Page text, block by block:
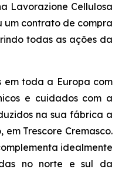
Lavorazione Cellulosa
um contrato de compra
todas as ações da
em toda a Europa com
e cuidados com a
na sua fábrica a
em Trescore Cremasco.
idealmente
no norte e sul da